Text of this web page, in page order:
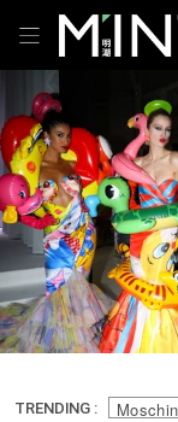
TRENDING :